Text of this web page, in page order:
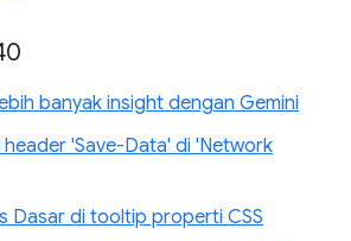
banyak insight dengan Gemini
header 'Save-Data' di 'Network
Dasar di tooltip properti CSS